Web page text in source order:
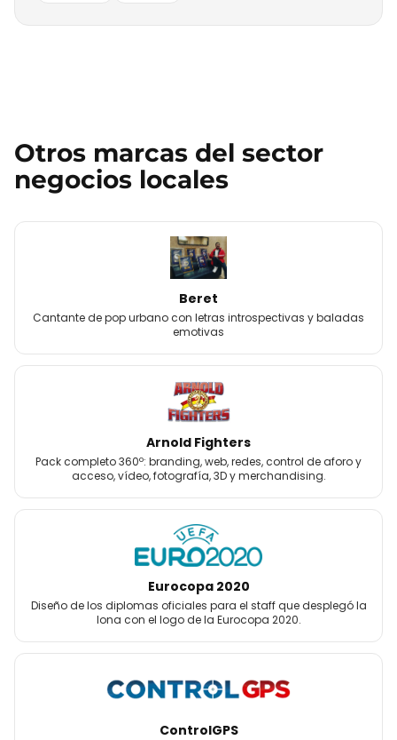
Otros marcas del sector
negocios locales
Beret
Cantante de pop urbano con letras introspectivas y baladas
emotivas
Arnold Fighters
Pack completo 360º: branding, web, redes, control de aforo y
acceso, vídeo, fotografía, 3D y merchandising.
Eurocopa 2020
Diseño de los diplomas oficiales para el staff que desplegó la
lona con el logo de la Eurocopa 2020.
ControlGPS